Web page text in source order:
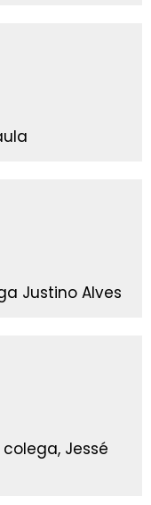
Justino Alves
Jessé